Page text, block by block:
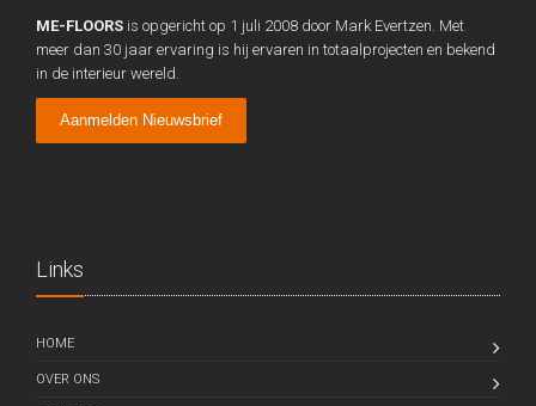
ME-FLOORS is opgericht op 1 juli 2008 door Mark Evertzen. Met
meer dan 30 jaar ervaring is hij ervaren in totaalprojecten en bekend
in de interieur wereld.
Aanmelden Nieuwsbrief
Links
HOME
OVER ONS